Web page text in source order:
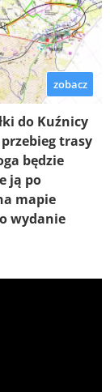
zobacz
do Kuźnicy
trasy
będzie
ją po
mapie
wydanie